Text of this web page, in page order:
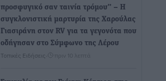
προσφυγικό σαν ταινία τρόμου” – Η
συγκλονιστική μαρτυρία της Χαρούλας
Γιασιράνη στον RV για τα γεγονότα που
οδήγησαν στο Σύμφωνο της Λέρου
Τοπικές Ειδήσεις πριν 10 λεπτά